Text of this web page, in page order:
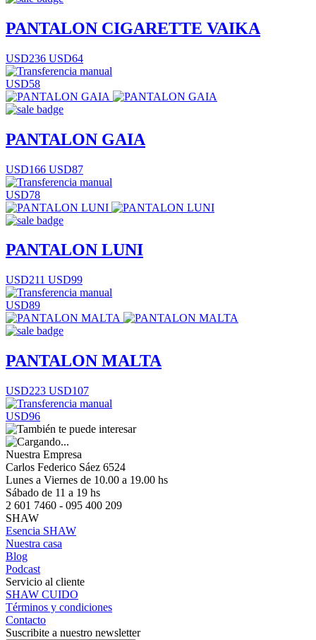
PANTALON CIGARETTE VAIKA
USD236 USD64
USD58
PANTALON GAIA
USD166 USD87
USD78
PANTALON LUNI
USD211 USD99
USD89
PANTALON MALTA
USD223 USD107
USD96
Nuestra Empresa
Carlos Federico Sáez 6524
Lunes a Viernes de 10.00 a 19.00 hs
Sábado de 11 a 19 hs
2 601 7460 - 095 400 209
SHAW
Esencia SHAW
Nuestra casa
Blog
Podcast
Servicio al cliente
SHAW CUIDO
Términos y condiciones
Contacto
Suscribite a nuestro newsletter